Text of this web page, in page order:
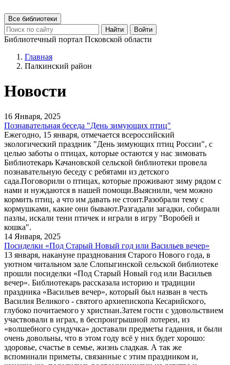
Все библиотеки
Найти
Войти
Библиотечный портал Псковской области
Главная
Палкинский район
Новости
16 Января, 2025
Познавательная беседа "День зимующих птиц"
Ежегодно, 15 января, отмечается всероссийский
экологический праздник "День зимующих птиц России", с
целью заботы о птицах, которые остаются у нас зимовать
Библиотекарь Качановской сельской библиотеки провела
познавательную беседу с ребятами из детского
сада.Поговорили о птицах, которые проживают зиму рядом с
нами и нуждаются в нашей помощи.Выяснили, чем можно
кормить птиц, а что им давать не стоит.Разобрали тему с
кормушками, какие они бывают.Разгадали загадки, собирали
пазлы, искали тени птичек и играли в игру "Воробей и
кошка".
14 Января, 2025
Посиделки «Под Старый Новый год или Васильев вечер»
13 января, накануне празднования Старого Нового года, в
уютном читальном зале Слопыгинской сельской библиотеке
прошли посиделки «Под Старый Новый год или Васильев
вечер». Библиотекарь рассказала историю и традиции
праздника «Васильев вечер», который был назван в честь
Василия Великого - святого архиепископа Кесарийского,
глубоко почитаемого у христиан.Затем гости с удовольствием
участвовали в играх, в беспроигрышной лотереи, из
«волшебного сундучка» доставали предметы гадания, и были
очень довольны, что в этом году всё у них будет хорошо:
здоровье, счастье в семье, жизнь сладкая. А так же
вспоминали приметы, связанные с этим праздником и,